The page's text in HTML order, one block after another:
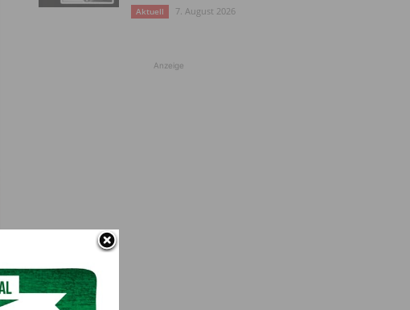
Aktuell 7. August 2026
Anzeige